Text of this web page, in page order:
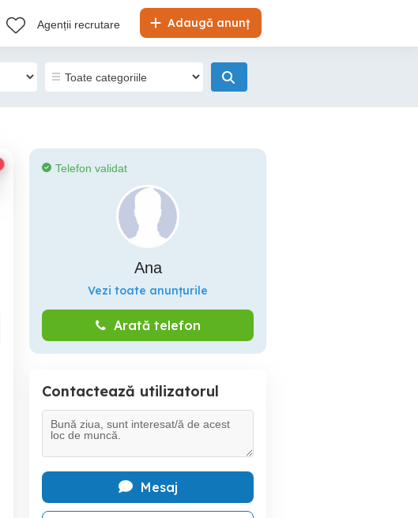
Adaugă anunț
Agenții recrutare
Telefon validat
Ana
Vezi toate anunțurile
Arată telefon
Contactează utilizatorul
Mesaj